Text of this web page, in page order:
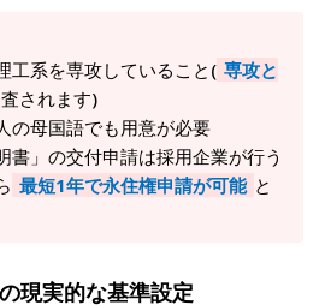
工系を専攻していること( 専攻と
されます)
の母国語でも用意が必要
書」の交付申請は採用企業が行う
最短1年で永住権申請が可能 と
現実的な基準設定